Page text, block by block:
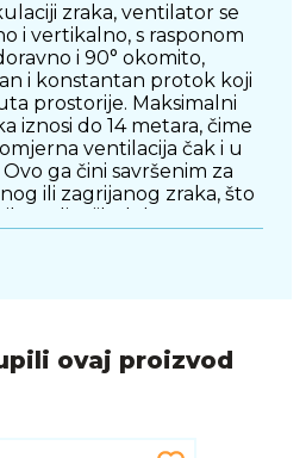
zraka, ventilator se
i vertikalno, s rasponom
i 90° okomito,
i konstantan protok koji
prostorije. Maksimalni
iznosi do 14 metara, čime
ventilacija čak i u
ga čini savršenim za
ili zagrijanog zraka, što
24 razine brzine vjetra
dana. Razine buke
što je tiše od
čineći ga izvrsnim
ovaj proizvod